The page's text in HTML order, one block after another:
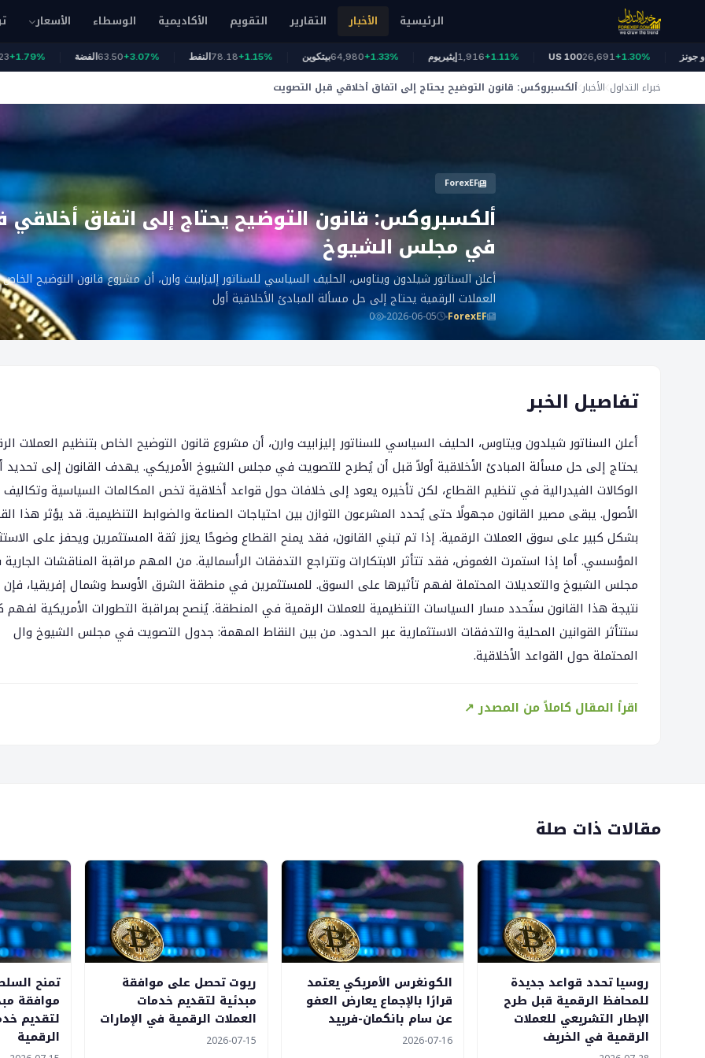
الرئيسية الأخبار التقارير التقويم الأكاديمية الوسطاء الأسعار
63.50+3.07% 78.18+1.15% بيتكوين64,980+1.33% إيثيريوم1,916+1.11% US 10026,691+1.30% داو جونز
خبراء التداول الأخبار ألكسبروكس: قانون التوضيح يحتاج إلى اتفاق أخلاقي قبل التصويت
في مجلس الشيوخ
ForexEF
ألكسبروكس: قانون التوضيح يحتاج إلى اتفاق
في مجلس الشيوخ
أعلن السناتور شيلدون ويتاوس، الحليف السياسي للسناتور إليزابيث وارن، أن مشروع قانون التوضيح
العملات الرقمية يحتاج إلى حل مسألة المبادئ الأخلاقية أول
ForexEF
2026-06-05
0
تفاصيل الخبر
أعلن السناتور شيلدون ويتاوس، الحليف السياسي للسناتور إليزابيث وارن، أن مشروع قانون التوضيح الخاص بتنظيم العملات
يحتاج إلى حل مسألة المبادئ الأخلاقية أولاً قبل أن يُطرح للتصويت في مجلس الشيوخ الأمريكي. يهدف القانون إلى تحديد
الوكالات الفيدرالية في تنظيم القطاع، لكن تأخيره يعود إلى خلافات حول قواعد أخلاقية تخص المكالمات السياسية وتكاليف
الأصول. يبقى مصير القانون مجهولًا حتى يُحدد المشرعون التوازن بين احتياجات الصناعة والضوابط التنظيمية. قد يؤثر هذا
بشكل كبير على سوق العملات الرقمية. إذا تم تبني القانون، فقد يمنح القطاع وضوحًا يعزز ثقة المستثمرين ويحفز على
المؤسسي. أما إذا استمرت الغموض، فقد تتأثر الابتكارات وتتراجع التدفقات الرأسمالية. من المهم مراقبة المناقشات
مجلس الشيوخ والتعديلات المحتملة لفهم تأثيرها على السوق. للمستثمرين في منطقة الشرق الأوسط وشمال إفريقيا، فإن
نتيجة هذا القانون ستُحدد مسار السياسات التنظيمية للعملات الرقمية في المنطقة. يُنصح بمراقبة التطورات الأمريكية
ستتأثر القوانين المحلية والتدفقات الاستثمارية عبر الحدود. من بين النقاط المهمة: جدول التصويت في مجلس الشيوخ وال
المحتملة حول القواعد الأخلاقية.
اقرأ المقال كاملاً من المصدر ↗
مقالات ذات صلة
روسيا تحدد قواعد جديدة
للمحافظ الرقمية قبل طرح
الإطار التشريعي للعملات
الرقمية في الخريف
الكونغرس الأمريكي يعتمد
قرارًا بالإجماع يعارض العفو
عن سام بانكمان-فرييد
2026-07-16
ريوت تحصل على موافقة
مبدئية لتقديم خدمات
العملات الرقمية في الإمارات
2026-07-15
تمنح
موافقة
لتقديم
الرقمية